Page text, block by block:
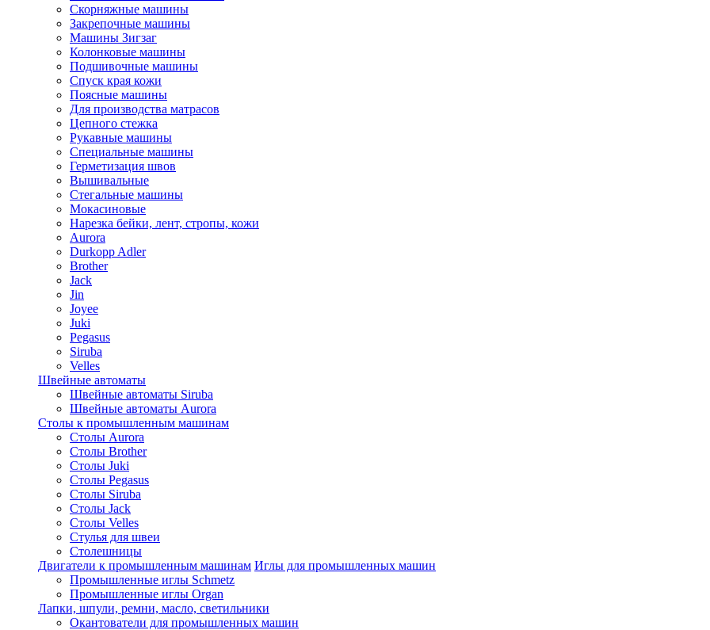
Скорняжные машины
Закрепочные машины
Машины Зигзаг
Колонковые машины
Подшивочные машины
Спуск края кожи
Поясные машины
Для производства матрасов
Цепного стежка
Рукавные машины
Специальные машины
Герметизация швов
Вышивальные
Стегальные машины
Мокасиновые
Нарезка бейки, лент, стропы, кожи
Aurora
Durkopp Adler
Brother
Jack
Jin
Joyee
Juki
Pegasus
Siruba
Velles
Швейные автоматы
Швейные автоматы Siruba
Швейные автоматы Aurora
Столы к промышленным машинам
Столы Aurora
Столы Brother
Столы Juki
Столы Pegasus
Столы Siruba
Столы Jack
Столы Velles
Стулья для швеи
Столешницы
Двигатели к промышленным машинам Иглы для промышленных машин
Промышленные иглы Schmetz
Промышленные иглы Organ
Лапки, шпули, ремни, масло, светильники
Окантователи для промышленных машин